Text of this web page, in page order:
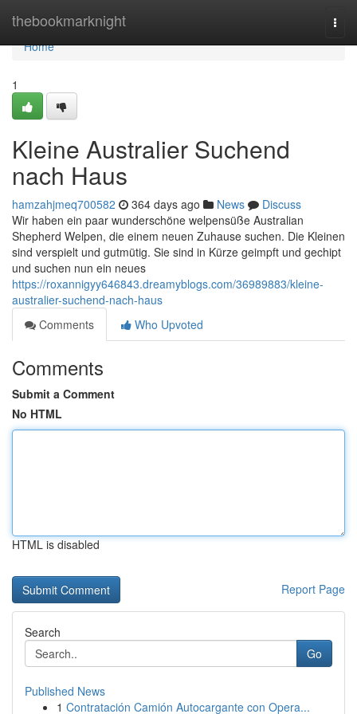
thebookmarknight
Home
Home
1
Kleine Australier Suchend
nach Haus
hamzahjmeq700582 364 days ago News
Discuss
Wir haben ein paar wunderschöne welpensüße Australian
Shepherd Welpen, die einem neuen Zuhause suchen. Die Kleinen
sind verspielt und gutmütig. Sie sind in Kürze geimpft und gechipt
und suchen nun ein neues
https://roxannigyy646843.dreamyblogs.com/36989883/kleine-
australier-suchend-nach-haus
Comments
Who Upvoted
Comments
Submit a Comment
No HTML
HTML is disabled
Report Page
Search
Go
Published News
1 Contratación Camión Autocargante con Opera...